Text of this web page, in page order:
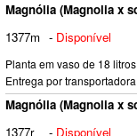
Magnólia (Magnolia x
1377m - Disponível
Planta em vaso de 18
Entrega por transportadora.
Magnólia (Magnolia x
1377r
- Disponível